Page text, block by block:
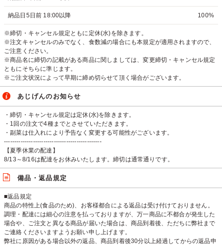
納品日5日前 18:00以降 100%
※締切・キャンセル規定ともに定休(水)を除きます。
※注文キャンセルのみでなく、食数減の場合にも本規定が適用されますので、
ご注意ください。
※商品名に締切の記載がある商品に関しましては、変更締切・キャンセル規定
ともにそちらに準じます。
※ご注文状況によって早期に締め切らせて頂く場合がございます。
あじげんのお知らせ
・締切・キャンセル規定は定休(水)を除きます。
・1回の注文で4種までとさせていただきます。
・副菜は仕入れにより予告なく変更する可能性がございます。
-----------------------------------------------
【夏季休業の配達】
8/13～8/16は配達をお休みいたします。締切は通常通りです。
備品・返品規定
■返品規定
商品の特性上(食品のため)、お客様都合による返品は受け付けておりません。
調理・配達には細心の注意を払っておりますが、万一商品に不都合が発生した
場合や、ご注文と異なる商品が届いた場合は、商品到着後、ただちに弊社まで
ご連絡くださいますようお願い申し上げます。
弊社に原因がある場合以外の返品、商品到着後30分以上経過してからの返品申